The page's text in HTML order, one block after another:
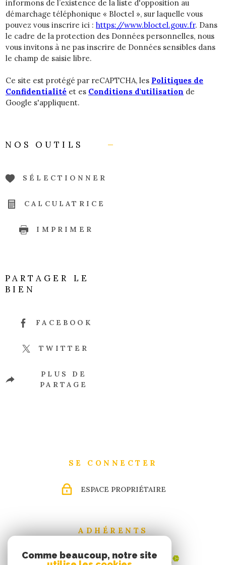
informons de l’existence de la liste d'opposition au
démarchage téléphonique « Bloctel », sur laquelle vous
pouvez vous inscrire ici : https://www.bloctel.gouv.fr. Dans
le cadre de la protection des Données personnelles, nous
vous invitons à ne pas inscrire de Données sensibles dans
le champ de saisie libre.
Ce site est protégé par reCAPTCHA, les Politiques de
Confidentialité et es Conditions d'utilisation de
Google s'appliquent.
NOS OUTILS
SÉLECTIONNER
CALCULATRICE
IMPRIMER
PARTAGER LE
BIEN
FACEBOOK
TWITTER
PLUS DE
PARTAGE
SE CONNECTER
ESPACE PROPRIÉTAIRE
ADHÉRENTS
Comme beaucoup, notre site